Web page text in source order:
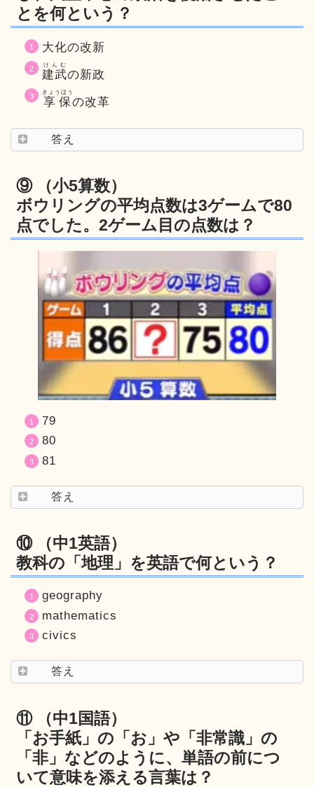
とを何という？
大化の改新
建武
けんむ
の新政
享保
きょうほう
の改革
答え
⑨ （小5算数）
ボウリングの平均点数は3ゲームで80
点でした。2ゲーム目の点数は？
79
80
81
答え
⑩ （中1英語）
教科の「地理」を英語で何という？
geography
mathematics
civics
答え
⑪ （中1国語）
「お手紙」の「お」や「非常識」の
「非」などのように、単語の前につ
いて意味を添える言葉は？